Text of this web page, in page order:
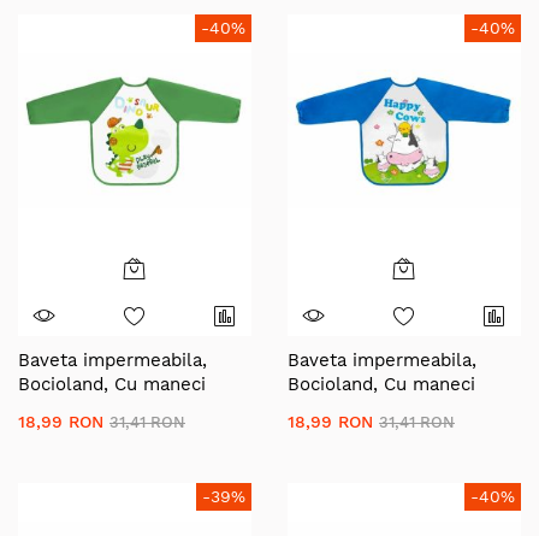
Dezghetare, Fara BPA, Alb
-40%
Baveta impermeabila,
Bocioland, Cu maneci
cm, Dino
18,99 RON 31,41 RON
-40%
Baveta impermeabila,
Bocioland, Cu maneci
cm, Happy Cows
18,99 RON 31,41 RON
-39% -40%